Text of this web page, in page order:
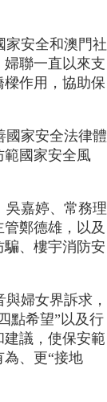
家安全和澳門社
聯一直以來支
作用，協助保
國家安全法律體
範國家安全風
吳嘉婷、常務理
鄭德雄，以及
、樓宇消防安
婦女界訴求，
點希望”以及行
議，使保安範
、更“接地